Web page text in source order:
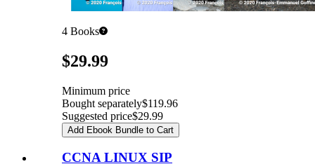
4 Books
Pricing$29.99
Minimum price
Bought separately$119.96
Suggested price$29.99
Add Ebook Bundle to Cart
CCNA LINUX SIP